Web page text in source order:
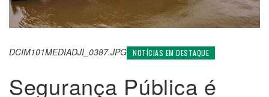
DCIM101MEDIADJI_0387.JPG NOTÍCIAS EM DESTAQUE
Segurança Pública é